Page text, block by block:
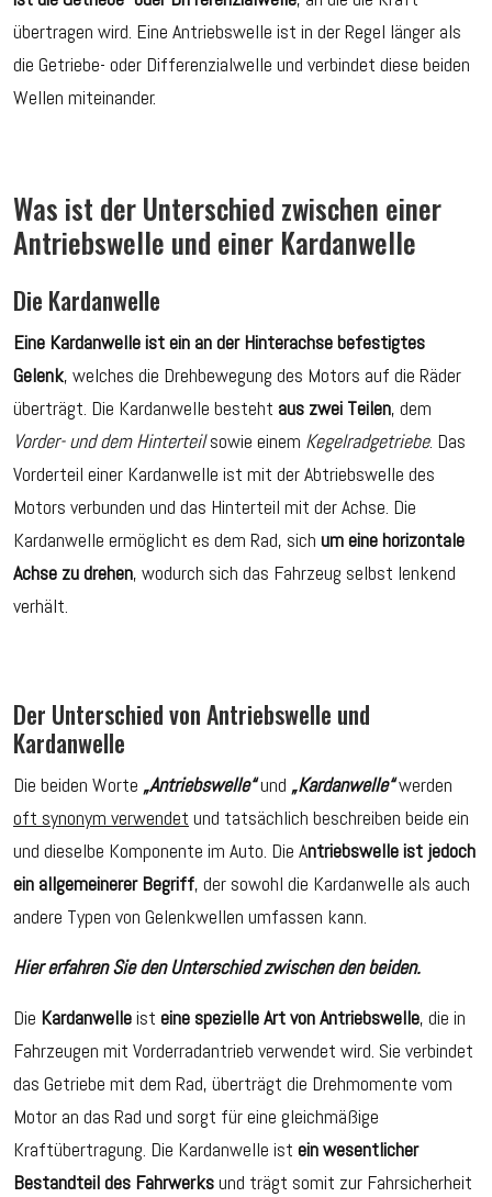
übertragen wird. Eine Antriebswelle ist in der Regel länger als
die Getriebe- oder Differenzialwelle und verbindet diese beiden
Wellen miteinander.
Was ist der Unterschied zwischen einer
Antriebswelle und einer Kardanwelle
Die Kardanwelle
Eine Kardanwelle ist ein an der Hinterachse befestigtes
Gelenk, welches die Drehbewegung des Motors auf die Räder
überträgt. Die Kardanwelle besteht aus zwei Teilen, dem
Vorder- und dem Hinterteilsowie einem Kegelradgetriebe. Das
Vorderteil einer Kardanwelle ist mit der Abtriebswelle des
Motors verbunden und das Hinterteil mit der Achse. Die
Kardanwelle ermöglicht es dem Rad, sich um eine horizontale
Achse zu drehen, wodurch sich das Fahrzeug selbst lenkend
verhält.
Der Unterschied von Antriebswelle und
Kardanwelle
Die beiden Worte „Antriebswelle“und „Kardanwelle“werden
oft synonym verwendet und tatsächlich beschreiben beide ein
und dieselbe Komponente im Auto. Die Antriebswelle ist jedoch
ein allgemeinerer Begriff, der sowohl die Kardanwelle als auch
andere Typen von Gelenkwellen umfassen kann.
Hier erfahren Sie den Unterschied zwischen den beiden.
Die Kardanwelleist eine spezielle Art von Antriebswelle, die in
Fahrzeugen mit Vorderradantrieb verwendet wird. Sie verbindet
das Getriebe mit dem Rad, überträgt die Drehmomente vom
Motor an das Rad und sorgt für eine gleichmäßige
Kraftübertragung. Die Kardanwelle ist ein wesentlicher
Bestandteil des Fahrwerksund trägt somit zur Fahrsicherheit